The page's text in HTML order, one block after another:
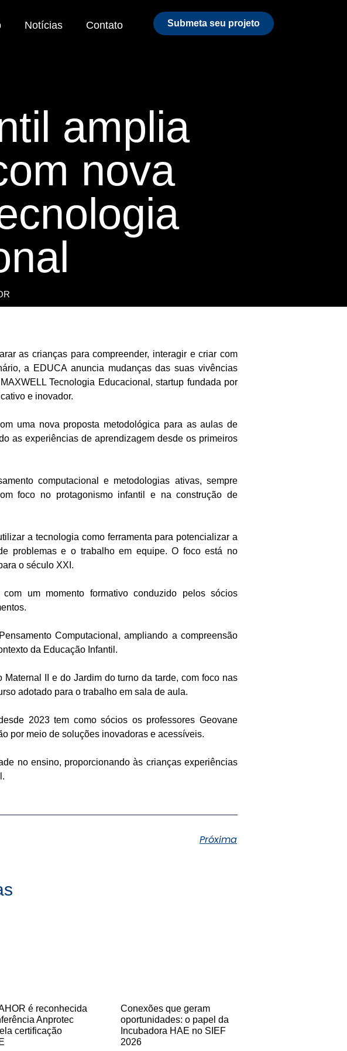
Notícias Contato Submeta seu projeto
amplia
nova
as crianças para compreender, interagir e criar com
a EDUCA anuncia mudanças das suas vivências
Tecnologia Educacional, startup fundada por
e inovador.
uma nova proposta metodológica para as aulas de
as experiências de aprendizagem desde os primeiros
computacional e metodologias ativas, sempre
foco no protagonismo infantil e na construção de
a tecnologia como ferramenta para potencializar a
problemas e o trabalho em equipe. O foco está no
o século XXI.
um momento formativo conduzido pelos sócios
Computacional, ampliando a compreensão
da Educação Infantil.
II e do Jardim do turno da tarde, com foco nas
adotado para o trabalho em sala de aula.
2023 tem como sócios os professores Geovane
por meio de soluções inovadoras e acessíveis.
no ensino, proporcionando às crianças experiências
Próxima
é reconhecida
Anprotec
certificação
Conexões que geram
oportunidades: o papel da
Incubadora HAE no SIEF
2026